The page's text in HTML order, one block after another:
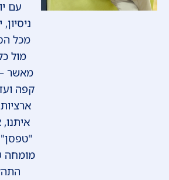
ניסיון,
מכל
מול כל
מאשר —
קפה ועד
איתנו,
"טפסן"
מומחה